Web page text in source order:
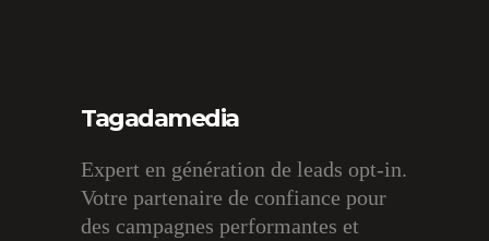
Tagadamedia
Expert en génération de leads opt-in.
Votre partenaire de confiance pour
des campagnes performantes et